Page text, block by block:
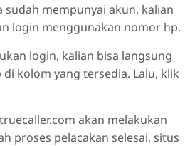
sudah mempunyai akun, kalian
login menggunakan nomor hp.
login, kalian bisa langsung
kolom yang tersedia. Lalu, klik
akan melakukan
proses pelacakan selesai, situs